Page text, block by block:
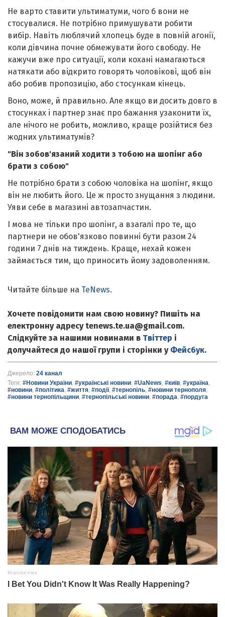
Не варто ставити ультиматуми, чого б вони не
стосувалися. Не потрібно примушувати робити
вибір. Навіть люблячий хлопець буде в повній агонії,
коли дівчина почне обмежувати його свободу. Не
кажучи вже про ситуації, коли кохані намагаються
натякати або відкрито говорять чоловікові, щоб він
або робив пропозицію, або стосункам кінець.
Воно, може, й правильно. Але якщо ви досить довго в
стосунках і партнер знає про бажання узаконити їх,
але нічого не робить, можливо, краще розійтися без
жодних ультиматумів?
"Він зобов'язаний ходити з тобою на шопінг або
брати з собою"
Не потрібно брати з собою чоловіка на шопінг, якщо
він не любить його. Це ж просто знущання з людини.
Уяви себе в магазині автозапчастин.
І мова не тільки про шопінг, а взагалі про те, що
партнери не обов'язково повинні бути разом 24
години 7 днів на тиждень. Краще, нехай кожен
займається тим, що приносить йому задоволенням.
Читайте більше на TeNews.
Хочете повідомити нам свою новину? Пишіть на
електронну адресу tenews.te.ua@gmail.com.
Слідкуйте за нашими новинами в Твіттер і
долучайтеся до нашої групи і сторінки у Фейсбук.
Джерело: 24 канал
Теги: #Новини України, #українські новини, #UaNews, #київ, #україна,
#новини, #політика, #життя, #події, #тернопіль, #новини тернополя,
#новини тернопільщини, #тернопільські новини, #порада, #пордуга